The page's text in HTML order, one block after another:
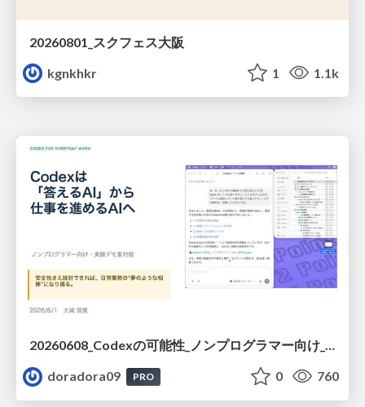
20260801_スクフェス大阪
kgnkhkr
1 1.1k
20260608_Codexの可能性_ノンプログラマー向け_大城追記
doradora09
PRO 0 760